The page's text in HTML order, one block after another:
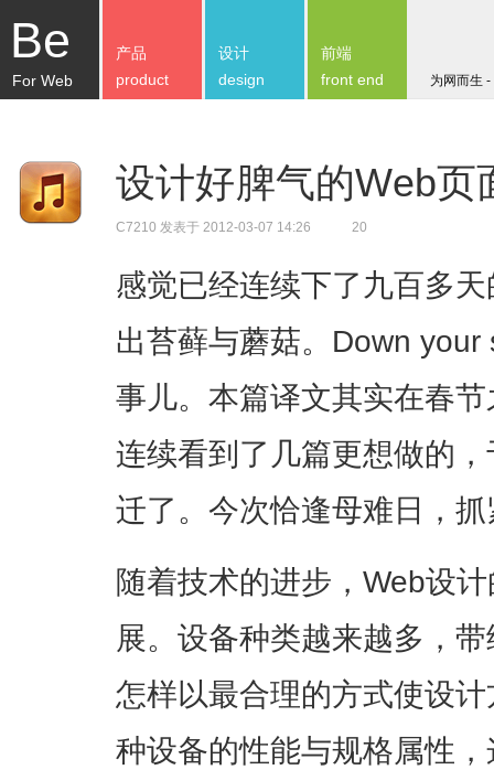
Be
For Web 为网而生
产品
product
设计
design
前端
front end
设计好脾气的Web页
C7210 发表于 2012-03-07 14:26 20
感觉已经连续下了九百多
出苔藓与蘑菇。Down
事儿。本篇译文其实在春
连续看到了几篇更想做的
迁了。今次恰逢母难日，
随着技术的进步，Web设
展。设备种类越来越多，
怎样以最合理的方式使设
种设备的性能与规格属性